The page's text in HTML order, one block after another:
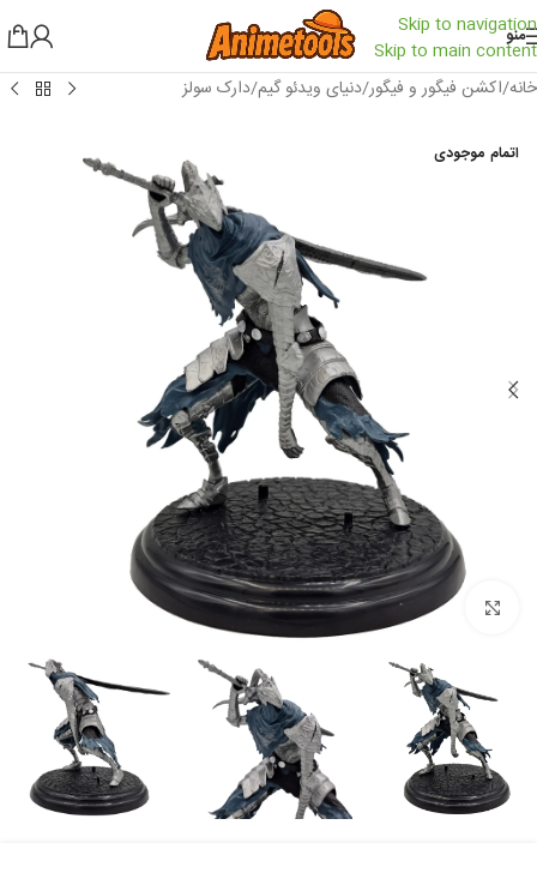
Skip to navigation
Skip to main content
منو
خانه/اکشن فیگور و فیگور/دنیای ویدئو گیم/دارک سولز
اتمام موجودی
بزرگنمایی تصویر